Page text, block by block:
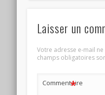
Laisser un
Votre adresse e-mail
champs obligatoires
Commentaire
*